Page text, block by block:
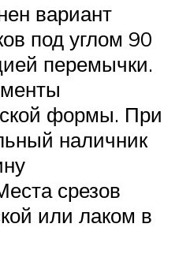
вариант
под углом 90
перемычки.
формы. При
наличник
срезов
или лаком в